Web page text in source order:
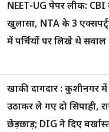
NEET-UG पेपर लीक: CBI
खुलासा, NTA के 3
में पर्चियों पर लिखे थे सवाल
खाकी दागदार : कुशीनगर
उठाकर ले गए दो सिपाही,
छेड़छाड़; DIG ने दिए